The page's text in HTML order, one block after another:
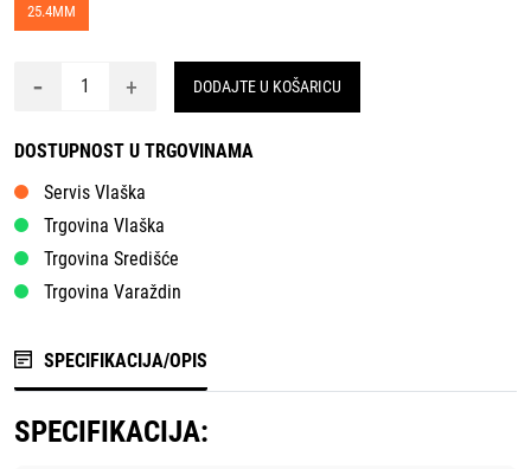
25.4MM
- + DODAJTE U KOŠARICU
DOSTUPNOST U TRGOVINAMA
Servis Vlaška
Trgovina Vlaška
Trgovina Središće
Trgovina Varaždin
SPECIFIKACIJA/OPIS
SPECIFIKACIJA: